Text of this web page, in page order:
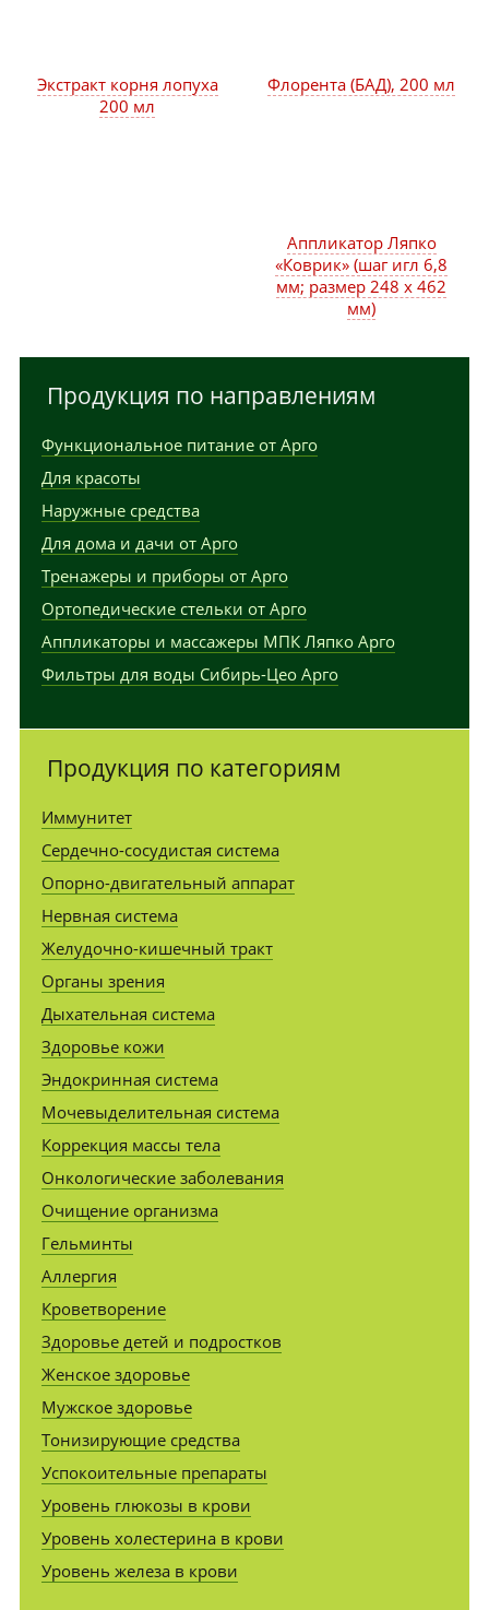
Экстракт корня лопуха
200 мл
Флорента (БАД), 200 мл
Аппликатор Ляпко
«Коврик» (шаг игл 6,8
мм; размер 248 х 462
мм)
Продукция по направлениям
Функциональное питание от Арго
Для красоты
Наружные средства
Для дома и дачи от Арго
Тренажеры и приборы от Арго
Ортопедические стельки от Арго
Аппликаторы и массажеры МПК Ляпко Арго
Фильтры для воды Сибирь-Цео Арго
Продукция по категориям
Иммунитет
Сердечно-сосудистая система
Опорно-двигательный аппарат
Нервная система
Желудочно-кишечный тракт
Органы зрения
Дыхательная система
Здоровье кожи
Эндокринная система
Мочевыделительная система
Коррекция массы тела
Онкологические заболевания
Очищение организма
Гельминты
Аллергия
Кроветворение
Здоровье детей и подростков
Женское здоровье
Мужское здоровье
Тонизирующие средства
Успокоительные препараты
Уровень глюкозы в крови
Уровень холестерина в крови
Уровень железа в крови